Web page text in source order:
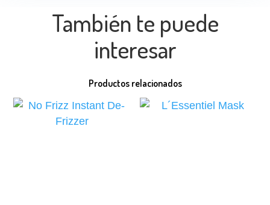
También te puede
interesar
Productos relacionados